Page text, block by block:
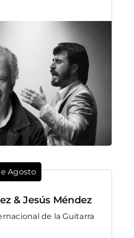
Agosto
& Jesús Méndez
de la Guitarra